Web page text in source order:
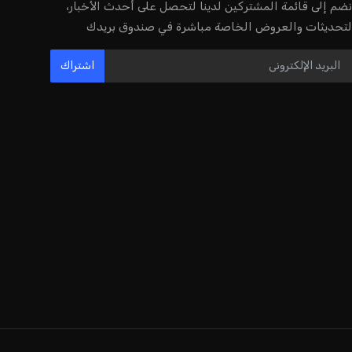
عمر إبراهيم 22 يوليو 2026
مستثمر هندي بريطاني يسعى لامتلاك
حصة في نادي ليفربول الرياضي